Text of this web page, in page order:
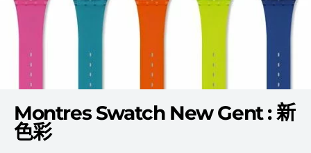
Montres Swatch New Gent : 新
色彩